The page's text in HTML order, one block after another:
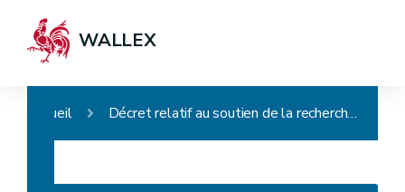
WALLEX
Accueil Décret relatif au soutien de la recherche, du développement et de l'innovation en Wallonie